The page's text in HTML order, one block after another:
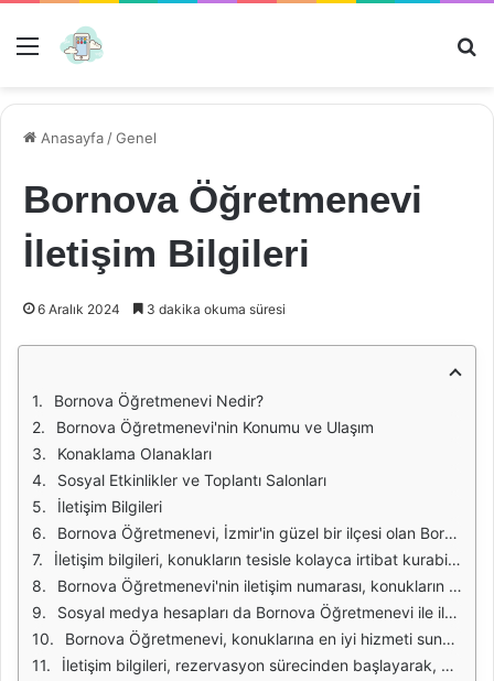
Menü
Anasayfa /Genel
Bornova Öğretmenevi
İletişim Bilgileri
6 Aralık 2024 3 dakika okuma süresi
Bornova Öğretmenevi Nedir?
Bornova Öğretmenevi'nin Konumu ve Ulaşım
Konaklama Olanakları
Sosyal Etkinlikler ve Toplantı Salonları
İletişim Bilgileri
Bornova Öğretmenevi, İzmir'in güzel bir ilçesi olan Bornova'da bulunan bir konaklama ve hizmet merkezidir. Bu tesis, hem öğretmenler hem de konuklar için birçok farklı hizmet sunmaktadır. Tesisin sunduğu imkanlar arasında konaklama, yemek hizmetleri, toplantı odaları ve sosyal etkinlikler yer almaktadır. Ayrıca, özellikle eğitim camiasına yönelik düzenlenen seminerler ve eğitim programları ile de dikkat çekmektedir.
İletişim bilgileri, konukların tesisle kolayca irtibat kurabilmesi için oldukça önemlidir. Bornova Öğretmenevi'nin iletişim bilgileri, rezervasyon yapmak, bilgi almak veya herhangi bir sorunla ilgili destek talep etmek isteyenler için oldukça faydalıdır. İlgili iletişim bilgilerine ulaşmak, konukların ihtiyaç duyduğu hizmetleri zamanında alabilmesi açısından büyük bir kolaylık sağlar.
Bornova Öğretmenevi'nin iletişim numarası, konukların tesisle hızlı bir şekilde iletişime geçebilmesini sağlamak için düzenli olarak güncellenmektedir. Tesisin telefon numarasını arayarak, konaklama süreleri, odaların durumu, fiyat bilgileri ve diğer hizmetler hakkında detaylı bilgi almak mümkündür. Ayrıca, tesisin e-posta adresi üzerinden de iletişim kurmak isteyenler için hızlı bir iletişim kanalı sağlamaktadır.
Sosyal medya hesapları da Bornova Öğretmenevi ile iletişim kurmanın bir diğer yoludur. Tesisin sosyal medya hesapları üzerinden yapılan paylaşımlar, etkinlikler ve kampanyalar hakkında bilgi edinmeyi kolaylaştırır. Ayrıca, sosyal medya platformları üzerinden yapılan geri dönüşler, tesisi daha iyi tanıma fırsatı sunar.
Bornova Öğretmenevi, konuklarına en iyi hizmeti sunabilmek için iletişim kanallarını sürekli olarak iyileştirmektedir. Yerel halk ve öğretmenler ile olan ilişkilerini güçlendirmek amacıyla çeşitli iletişim yöntemleri geliştirilmiştir. Bu sayede, konuklar ihtiyaç duydukları bilgilere kolaylıkla ulaşabilmekte ve tesisle ilgili her türlü talep veya önerilerini iletebilmektedir.
İletişim bilgileri, rezervasyon sürecinden başlayarak, konaklama sırasında ve sonrasında da büyük bir öneme sahiptir. Konukların herhangi bir sorunla karşılaşmaları durumunda, tesisle hızlı bir şekilde iletişime geçerek çözüm bulmaları sağlanmaktadır. Bu durum, konukların memnuniyetini artıran önemli bir unsurdur.